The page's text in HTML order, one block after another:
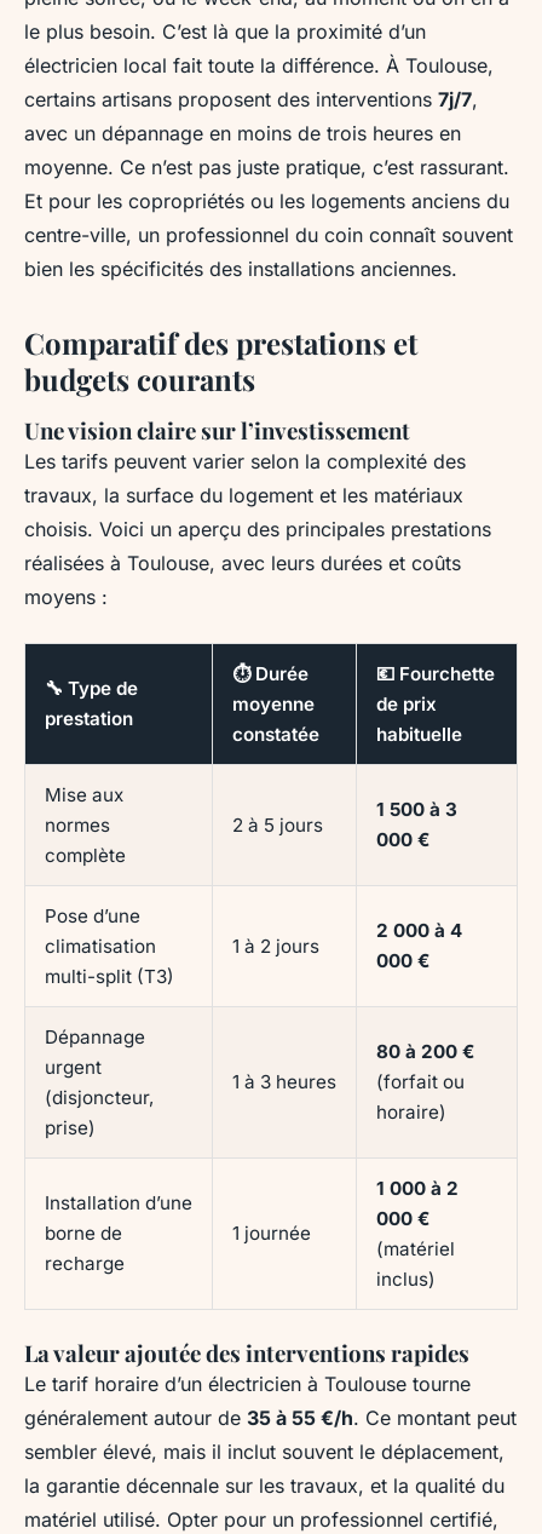
le plus besoin. C’est là que la proximité d’un
électricien local fait toute la différence. À Toulouse,
certains artisans proposent des interventions 7j/7,
avec un dépannage en moins de trois heures en
moyenne. Ce n’est pas juste pratique, c’est rassurant.
Et pour les copropriétés ou les logements anciens du
centre-ville, un professionnel du coin connaît souvent
bien les spécificités des installations anciennes.
Comparatif des prestations et
budgets courants
Une vision claire sur l’investissement
Les tarifs peuvent varier selon la complexité des
travaux, la surface du logement et les matériaux
choisis. Voici un aperçu des principales prestations
réalisées à Toulouse, avec leurs durées et coûts
moyens :
🔧 Type de
prestation
⏱️ Durée
moyenne
constatée
💶 Fourchette
de prix
habituelle
Mise aux
normes
complète
2 à 5 jours
1 500 à 3
000 €
Pose d’une
climatisation
multi-split (T3)
1 à 2 jours
2 000 à 4
000 €
Dépannage
urgent
(disjoncteur,
prise)
1 à 3 heures
80 à 200 €
(forfait ou
horaire)
Installation d’une
borne de
recharge
1 journée
1 000 à 2
000 €
(matériel
inclus)
La valeur ajoutée des interventions rapides
Le tarif horaire d’un électricien à Toulouse tourne
généralement autour de 35 à 55 €/h. Ce montant peut
sembler élevé, mais il inclut souvent le déplacement,
la garantie décennale sur les travaux, et la qualité du
matériel utilisé. Opter pour un professionnel certifié,